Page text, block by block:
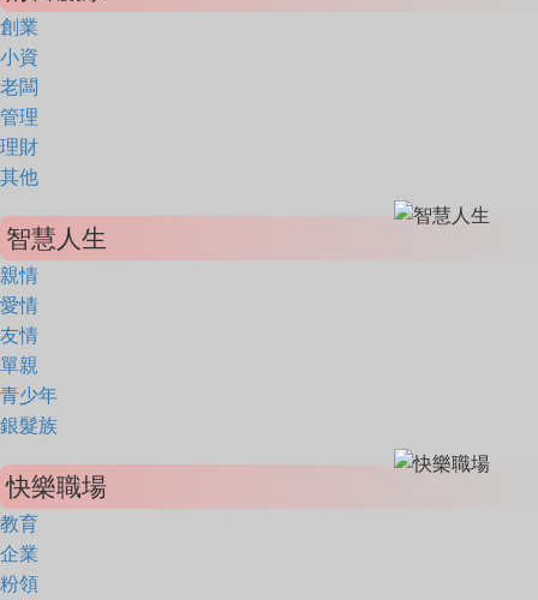
創業
小資
老闆
管理
理財
其他
智慧人生
親情
愛情
友情
單親
青少年
銀髮族
快樂職場
教育
企業
粉領